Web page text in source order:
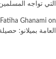
التي تواجه
Fatiha Ghanami on
العامة بميلانو: